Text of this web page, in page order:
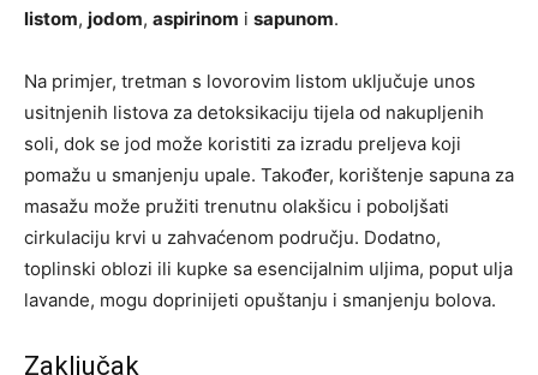
listom, jodom, aspirinom i sapunom.
Na primjer, tretman s lovorovim listom uključuje unos
usitnjenih listova za detoksikaciju tijela od nakupljenih
soli, dok se jod može koristiti za izradu preljeva koji
pomažu u smanjenju upale. Također, korištenje sapuna za
masažu može pružiti trenutnu olakšicu i poboljšati
cirkulaciju krvi u zahvaćenom području. Dodatno,
toplinski oblozi ili kupke sa esencijalnim uljima, poput ulja
lavande, mogu doprinijeti opuštanju i smanjenju bolova.
Zaključak